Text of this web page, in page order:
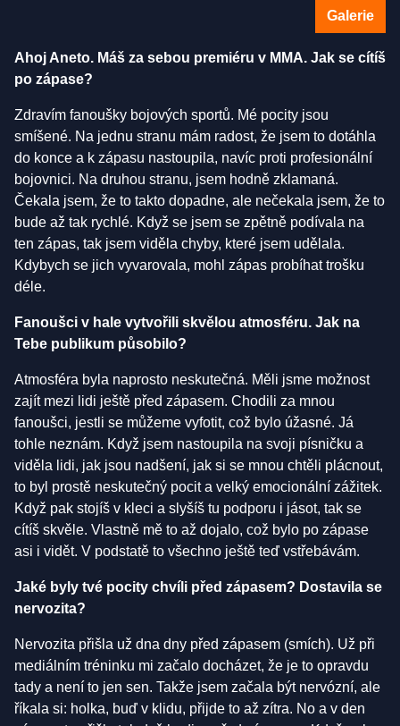
Galerie
Ahoj Aneto. Máš za sebou premiéru v MMA. Jak se cítíš
po zápase?
Zdravím fanoušky bojových sportů. Mé pocity jsou
smíšené. Na jednu stranu mám radost, že jsem to dotáhla
do konce a k zápasu nastoupila, navíc proti profesionální
bojovnici. Na druhou stranu, jsem hodně zklamaná.
Čekala jsem, že to takto dopadne, ale nečekala jsem, že to
bude až tak rychlé. Když se jsem se zpětně podívala na
ten zápas, tak jsem viděla chyby, které jsem udělala.
Kdybych se jich vyvarovala, mohl zápas probíhat trošku
déle.
Fanoušci v hale vytvořili skvělou atmosféru. Jak na
Tebe publikum působilo?
Atmosféra byla naprosto neskutečná. Měli jsme možnost
zajít mezi lidi ještě před zápasem. Chodili za mnou
fanoušci, jestli se můžeme vyfotit, což bylo úžasné. Já
tohle neznám. Když jsem nastoupila na svoji písničku a
viděla lidi, jak jsou nadšení, jak si se mnou chtěli plácnout,
to byl prostě neskutečný pocit a velký emocionální zážitek.
Když pak stojíš v kleci a slyšíš tu podporu i jásot, tak se
cítíš skvěle. Vlastně mě to až dojalo, což bylo po zápase
asi i vidět. V podstatě to všechno ještě teď vstřebávám.
Jaké byly tvé pocity chvíli před zápasem? Dostavila se
nervozita?
Nervozita přišla už dna dny před zápasem (smích). Už při
mediálním tréninku mi začalo docházet, že je to opravdu
tady a není to jen sen. Takže jsem začala být nervózní, ale
říkala si: holka, buď v klidu, přijde to až zítra. No a v den